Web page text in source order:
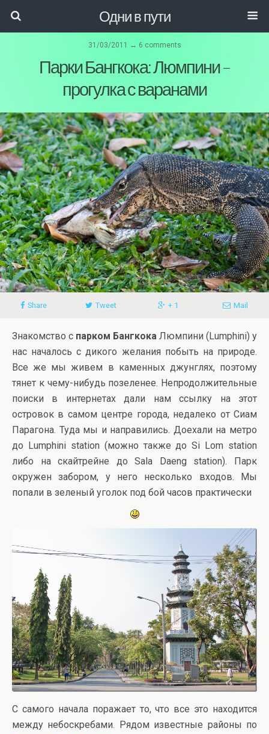
Одни в пути
31/03/2011 ↔ 6 comments
Парки Бангкока: Люмпини –
прогулка с варанами
Share Tweet + 1 Mail
Знакомство с парком Бангкока Люмпини (Lumphini) у
нас началось с дикого желания побыть на природе.
Все же мы живем в каменных джунглях, поэтому
тянет к чему-нибудь позеленее. Непродолжительные
поиски в интернетах дали нам ссылку на этот
островок в самом центре города, недалеко от Сиам
Парагона. Туда мы и направились. Доехали на метро
до Lumphini station (можно также до Si Lom station
либо на скайтрейне до Sala Daeng station). Парк
окружен забором, у него несколько входов. Мы
попали в зеленый уголок под бой часов практически
С самого начала поражает то, что все это находится
между небоскребами. Рядом известные районы по